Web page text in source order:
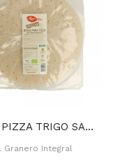
BASE PIZZA TRIGO SARRACENO SIN GLUTEN 250 GR
Granero Integral